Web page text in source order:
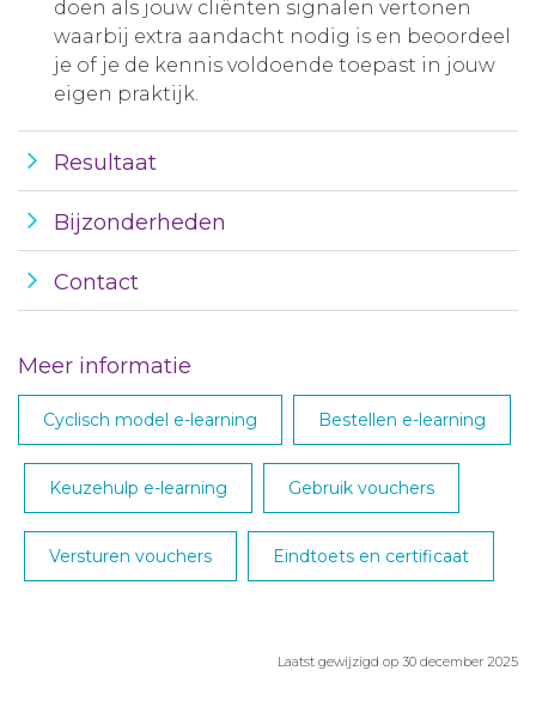
doen als jouw cliënten signalen vertonen
waarbij extra aandacht nodig is en beoordeel
je of je de kennis voldoende toepast in jouw
eigen praktijk.
Resultaat
Bijzonderheden
Contact
Meer informatie
Cyclisch model e-learning Bestellen e-learning
Keuzehulp e-learning Gebruik vouchers
Versturen vouchers Eindtoets en certificaat
Laatst gewijzigd op 30 december 2025